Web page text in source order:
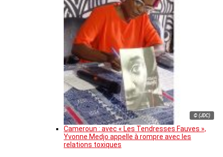
© (JDC)
Cameroun : avec « Les Tendresses Fauves »,
Yvonne Medjo appelle à rompre avec les
relations toxiques